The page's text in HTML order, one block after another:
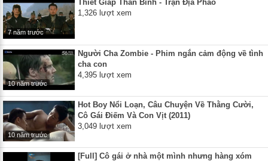
7 năm trước
Thiết Giáp Thần Binh - Trận Địa Pháo
1,326 lượt xem
10 năm trước
Người Cha Zombie - Phim ngắn cảm động về tình
cha con
4,395 lượt xem
10 năm trước
Hot Boy Nổi Loạn, Câu Chuyện Về Thằng Cười,
Cô Gái Điếm Và Con Vịt (2011)
3,049 lượt xem
[Full] Cô gái ở nhà một mình nhưng hàng xóm